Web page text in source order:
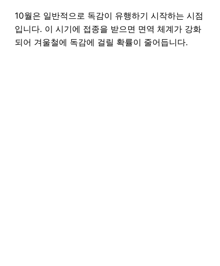
10월은 일반적으로 독감이 유행하기 시작하는 시점
입니다. 이 시기에 접종을 받으면 면역 체계가 강화
되어 겨울철에 독감에 걸릴 확률이 줄어듭니다.